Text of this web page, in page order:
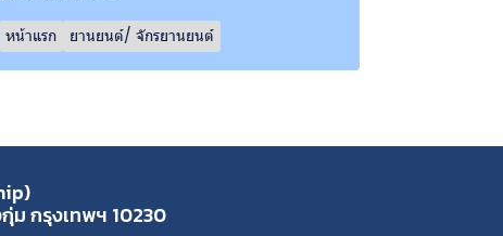
หน้าแรก ยานยนต์/ จักรยานยนต์
ม กรุงเทพฯ 10230